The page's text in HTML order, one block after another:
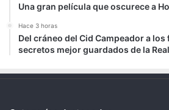
Una gran película que oscurece a
Hace 3 horas
Del cráneo del Cid Campeador a
secretos mejor guardados de la